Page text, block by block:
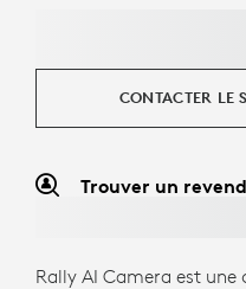
CONTACTER LE
Trouver un
Rally AI Camera est